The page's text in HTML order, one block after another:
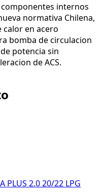
componentes internos
normativa Chilena,
calor en acero
bomba de circulacion
potencia sin
de ACS.